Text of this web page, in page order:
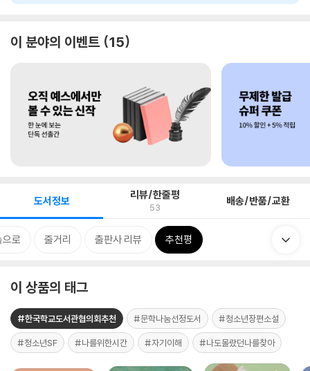
이 분야의 이벤트 15
도서정보 리뷰/한줄평
53 배송/반품/교환
으로 줄거리 출판사 리뷰 추천평
이 상품의 태그
#한국학교도서관협의회추천 #문학나눔선정도서 #청소년장편소설
#청소년SF #나를위한시간 #자기이해 #나도몰랐던나를찾아